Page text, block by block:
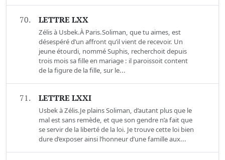
70. LETTRE LXX
Zélis à Usbek.À Paris.Soliman, que tu aimes, est
désespéré d’un affront qu’il vient de recevoir. Un
jeune étourdi, nommé Suphis, recherchoit depuis
trois mois sa fille en mariage : il paroissoit content
de la figure de la fille, sur le...
71. LETTRE LXXI
Usbek à Zélis.Je plains Soliman, d’autant plus que le
mal est sans remède, et que son gendre n’a fait que
se servir de la liberté de la loi. Je trouve cette loi bien
dure d’exposer ainsi l’honneur d’une famille aux...